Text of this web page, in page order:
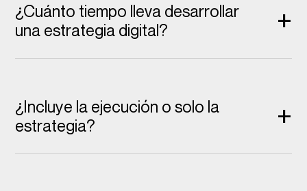
¿Cuánto tiempo lleva desarrollar
una estrategia digital?
+
¿Incluye la ejecución o solo la
estrategia?
+